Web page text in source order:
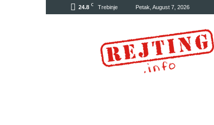
24.8 C Trebinje Petak, August 7, 2026